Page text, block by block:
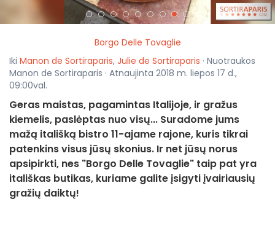
Borgo Delle Tovaglie
Iki Manon de Sortiraparis, Julie de Sortiraparis · Nuotraukos
Manon de Sortiraparis · Atnaujinta 2018 m. liepos 17 d.,
09:00val.
Geras maistas, pagamintas Italijoje, ir gražus
kiemelis, paslėptas nuo visų... Suradome jums
mažą itališką bistro 11-ajame rajone, kuris tikrai
patenkins visus jūsų skonius. Ir net jūsų norus
apsipirkti, nes "Borgo Delle Tovaglie" taip pat yra
itališkas butikas, kuriame galite įsigyti įvairiausių
gražių daiktų!